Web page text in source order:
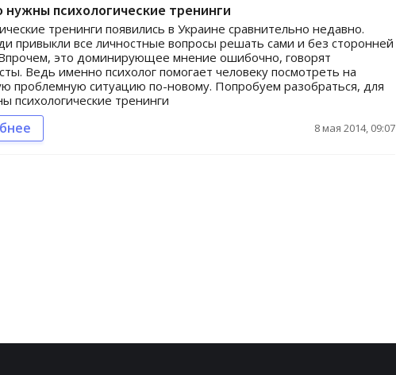
нужны психологические тренинги
тренинги появились в Украине сравнительно недавно.
привыкли все личностные вопросы решать сами и без сторонней
это доминирующее мнение ошибочно, говорят
Ведь именно психолог помогает человеку посмотреть на
проблемную ситуацию по-новому. Попробуем разобраться, для
психологические тренинги
8 мая 2014, 09:07